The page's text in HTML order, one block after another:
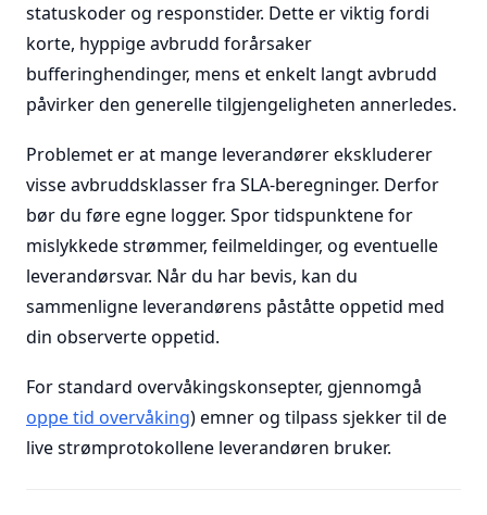
statuskoder og responstider. Dette er viktig fordi
korte, hyppige avbrudd forårsaker
bufferinghendinger, mens et enkelt langt avbrudd
påvirker den generelle tilgjengeligheten annerledes.
Problemet er at mange leverandører ekskluderer
visse avbruddsklasser fra SLA-beregninger. Derfor
bør du føre egne logger. Spor tidspunktene for
mislykkede strømmer, feilmeldinger, og eventuelle
leverandørsvar. Når du har bevis, kan du
sammenligne leverandørens påståtte oppetid med
din observerte oppetid.
For standard overvåkingskonsepter, gjennomgå
oppe tid overvåking) emner og tilpass sjekker til de
live strømprotokollene leverandøren bruker.